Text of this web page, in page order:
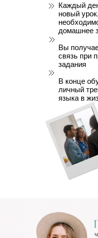
Каждый
новый
домашнее
Вы
связь при
задания
В конце
личный
языка в